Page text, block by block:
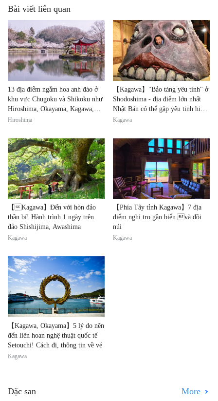
Bài viết liên quan
13 địa điểm ngắm hoa anh đào ở
khu vực Chugoku và Shikoku như
Hiroshima, Okayama, Kagawa,
Ehime
Hiroshima
【Kagawa】"Bảo tàng yêu tinh" ở
Shodoshima - địa điểm lớn nhất
Nhật Bản có thể gặp yêu tinh hiện
đại
Kagawa
【Kagawa】Đến với hòn đảo
thần bí! Hành trình 1 ngày trên
đảo Shishijima, Awashima
Kagawa
【Phía Tây tỉnh Kagawa】7 địa
điểm nghỉ trọ gần biển và đồi
núi
Kagawa
【Kagawa, Okayama】5 lý do nên
đến liên hoan nghệ thuật quốc tế
Setouchi! Cách đi, thông tin về vé
Kagawa
Đặc san More